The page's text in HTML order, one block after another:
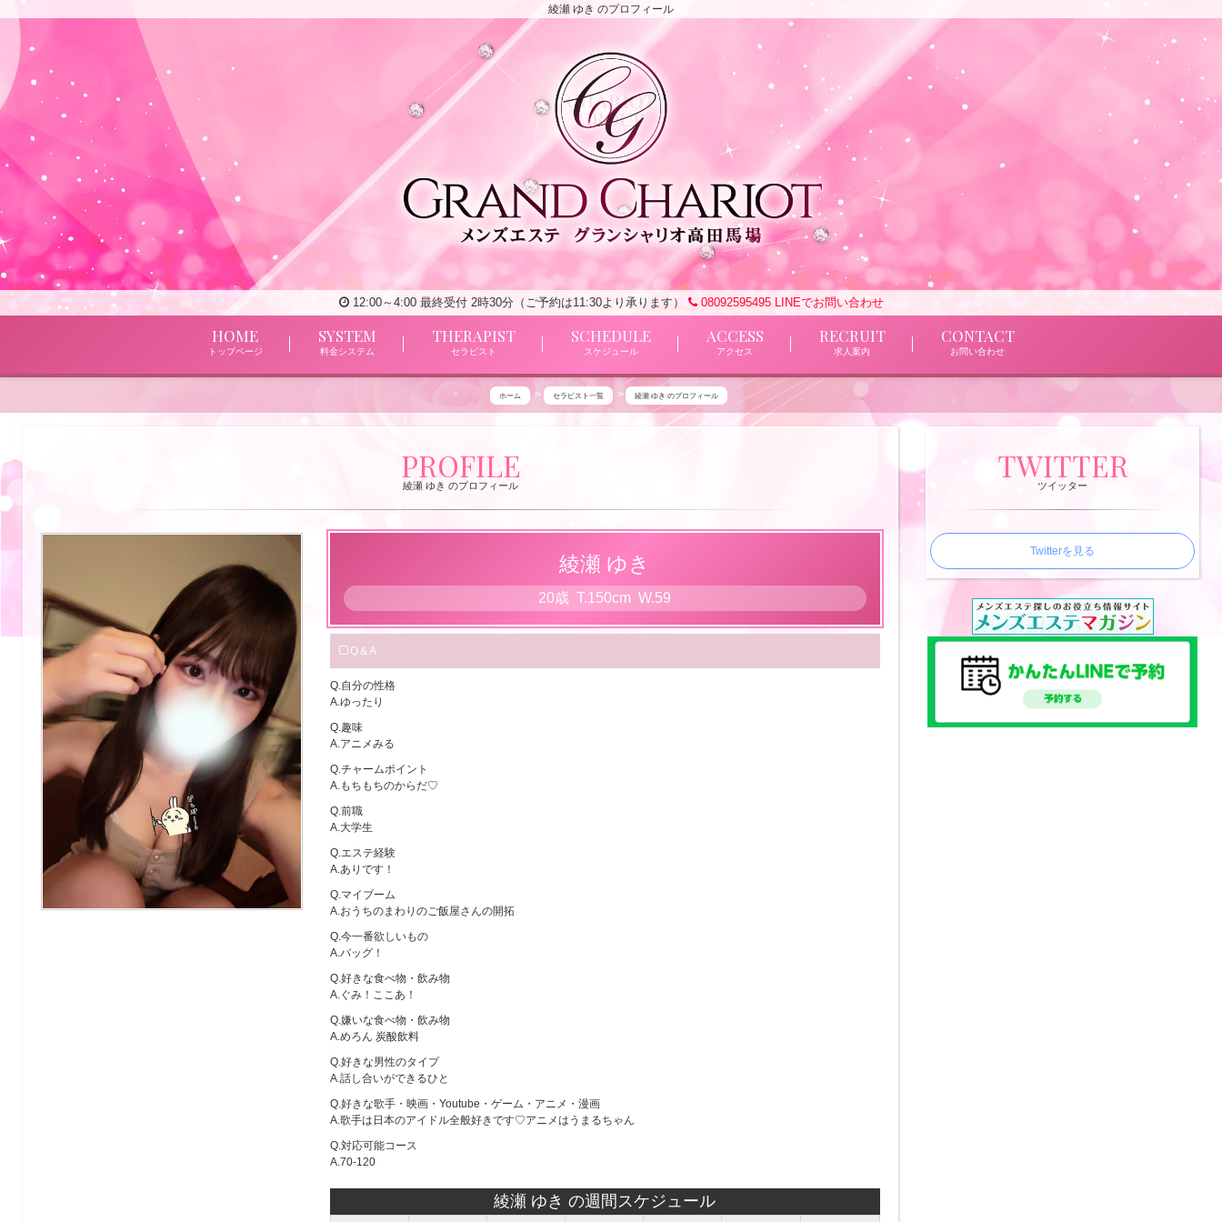
綾瀬 ゆき のプロフィール
12:00～4:00 最終受付 2時30分（ご予約は11:30より承ります） 08092595495 LINEでお問い合わせ
HOME
トップページ
SYSTEM
料金システム
THERAPIST
セラピスト
SCHEDULE
スケジュール
ACCESS
アクセス
RECRUIT
求人案内
CONTACT
お問い合わせ
ホーム セラピスト一覧 綾瀬 ゆき のプロフィール
田
場
ラ
ン
シ
リ
オ
の
フ
ー
PROFILE
綾瀬 ゆき のプロフィール
綾瀬 ゆき
20歳T.150cmW.59
Q＆A
Q.自分の性格
A.ゆったり
Q.趣味
A.アニメみる
Q.チャームポイント
A.もちもちのからだ♡
Q.前職
A.大学生
Q.エステ経験
A.ありです！
Q.マイブーム
A.おうちのまわりのご飯屋さんの開拓
Q.今一番欲しいもの
A.バッグ！
Q.好きな食べ物・飲み物
A.ぐみ！ここあ！
Q.嫌いな食べ物・飲み物
A.めろん 炭酸飲料
Q.好きな男性のタイプ
A.話し合いができるひと
Q.好きな歌手・映画・Youtube・ゲーム・アニメ・漫画
A.歌手は日本のアイドル全般好きです♡アニメはうまるちゃん
Q.対応可能コース
A.70-120
綾瀬 ゆき の週間スケジュール
TWITTER
ツイッター
Twitterを見る